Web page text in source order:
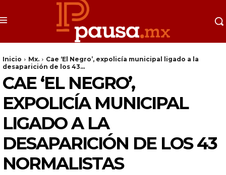
Inicio Mx.
Cae ‘El Negro’, expolicía municipal ligado a la
desaparición de los 43...
CAE ‘EL NEGRO’,
EXPOLICÍA MUNICIPAL
LIGADO A LA
DESAPARICIÓN DE LOS 43
NORMALISTAS